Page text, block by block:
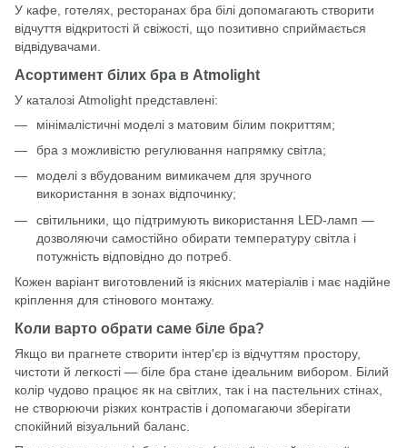
У кафе, готелях, ресторанах бра білі допомагають створити
відчуття відкритості й свіжості, що позитивно сприймається
відвідувачами.
Асортимент білих бра в Atmolight
У каталозі Atmolight представлені:
мінімалістичні моделі з матовим білим покриттям;
бра з можливістю регулювання напрямку світла;
моделі з вбудованим вимикачем для зручного
використання в зонах відпочинку;
світильники, що підтримують використання LED-ламп —
дозволяючи самостійно обирати температуру світла і
потужність відповідно до потреб.
Кожен варіант виготовлений із якісних матеріалів і має надійне
кріплення для стінового монтажу.
Коли варто обрати саме біле бра?
Якщо ви прагнете створити інтер'єр із відчуттям простору,
чистоти й легкості — біле бра стане ідеальним вибором. Білий
колір чудово працює як на світлих, так і на пастельних стінах,
не створюючи різких контрастів і допомагаючи зберігати
спокійний візуальний баланс.